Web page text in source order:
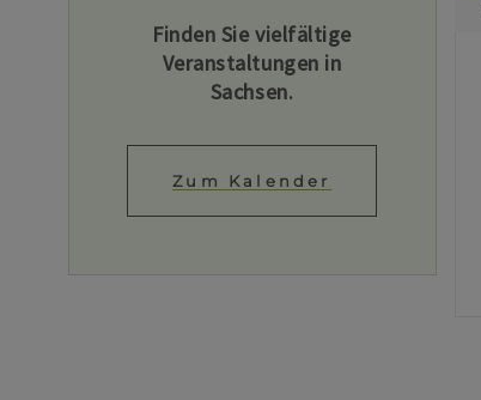
Finden Sie vielfältige
Veranstaltungen in
Sachsen.
Zum Kalender